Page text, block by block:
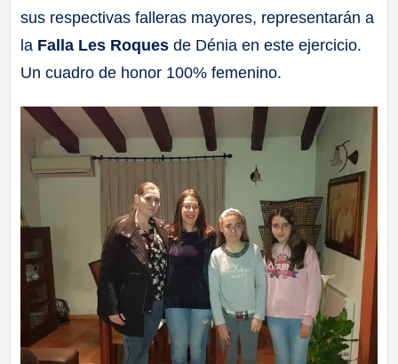
sus respectivas falleras mayores, representarán a
la Falla Les Roquesde Dénia en este ejercicio.
Un cuadro de honor 100% femenino.